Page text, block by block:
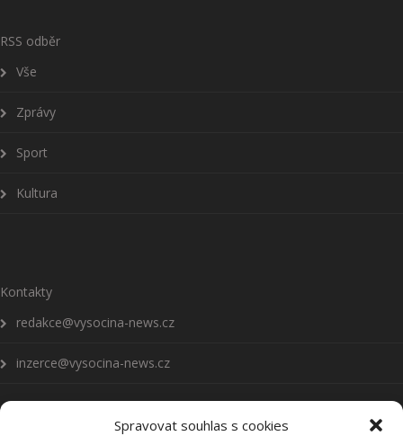
Spravovat souhlas s cookies
RSS odběr
Vše
Zprávy
Sport
Kultura
Kontakty
redakce@vysocina-news.cz
inzerce@vysocina-news.cz